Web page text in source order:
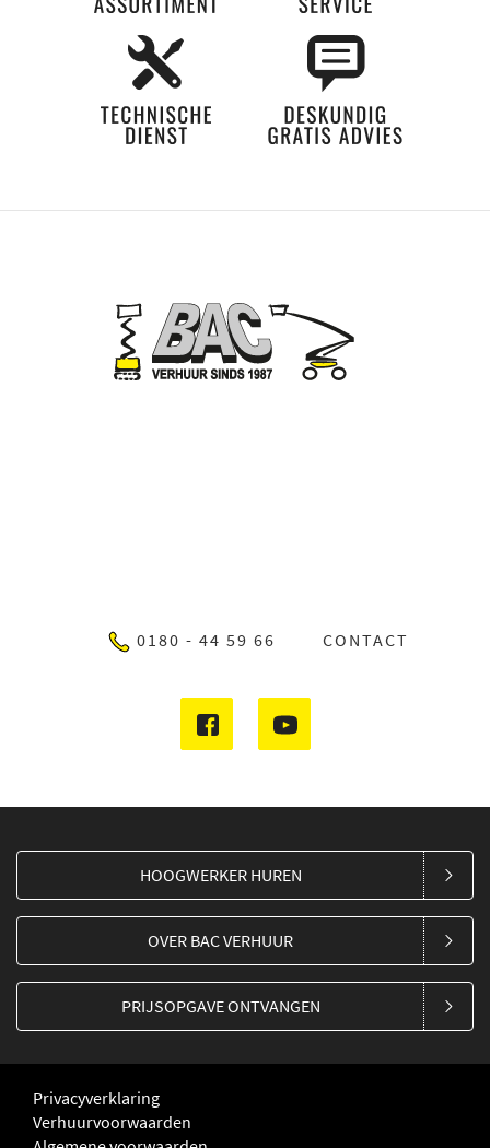
0180 - 44 59 66 CONTACT
HOOGWERKER HUREN
OVER BAC VERHUUR
PRIJSOPGAVE ONTVANGEN
Privacyverklaring
Verhuurvoorwaarden